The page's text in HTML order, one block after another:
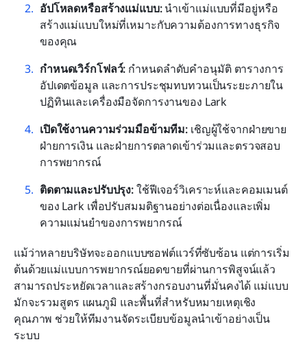
อัปโหลดหรือสร้างแม่แบบ: นำเข้าแม่แบบที่มีอยู่หรือ
สร้างแม่แบบใหม่ที่เหมาะกับความต้องการทางธุรกิจ
ของคุณ
กำหนดเวิร์กโฟลว์: กำหนดลำดับคำอนุมัติ ตารางการ
อัปเดตข้อมูล และการประชุมทบทวนเป็นระยะภายใน
ปฏิทินและเครื่องมือจัดการงานของ Lark
เปิดใช้งานความร่วมมือข้ามทีม: เชิญผู้ใช้จากฝ่ายขาย
ฝ่ายการเงิน และฝ่ายการตลาดเข้าร่วมและตรวจสอบ
การพยากรณ์
ติดตามและปรับปรุง: ใช้ฟีเจอร์วิเคราะห์และคอมเมนต์
ของ Lark เพื่อปรับสมมติฐานอย่างต่อเนื่องและเพิ่ม
ความแม่นยำของการพยากรณ์
แม้ว่าหลายบริษัทจะออกแบบซอฟต์แวร์ที่ซับซ้อน แต่การเริ่ม
ต้นด้วยแม่แบบการพยากรณ์ยอดขายที่ผ่านการพิสูจน์แล้ว
สามารถประหยัดเวลาและสร้างกรอบงานที่มั่นคงได้ แม่แบบ
มักจะรวมสูตร แผนภูมิ และพื้นที่สำหรับหมายเหตุเชิง
คุณภาพ ช่วยให้ทีมงานจัดระเบียบข้อมูลนำเข้าอย่างเป็น
ระบบ